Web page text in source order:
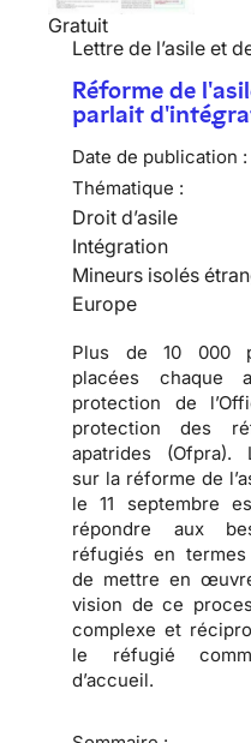
Gratuit
Lettre de l’asile et
Réforme de
parlait
Date de publication :
Thématique :
Droit d’asile
Intégration
Mineurs isolés
Europe
Plus de 10 000
placées chaque
protection de
protection des
apatrides (Ofpra).
sur la réforme de
le 11 septembre
répondre aux
réfugiés en termes
de mettre en
vision de ce
complexe et
le réfugié
d’accueil.